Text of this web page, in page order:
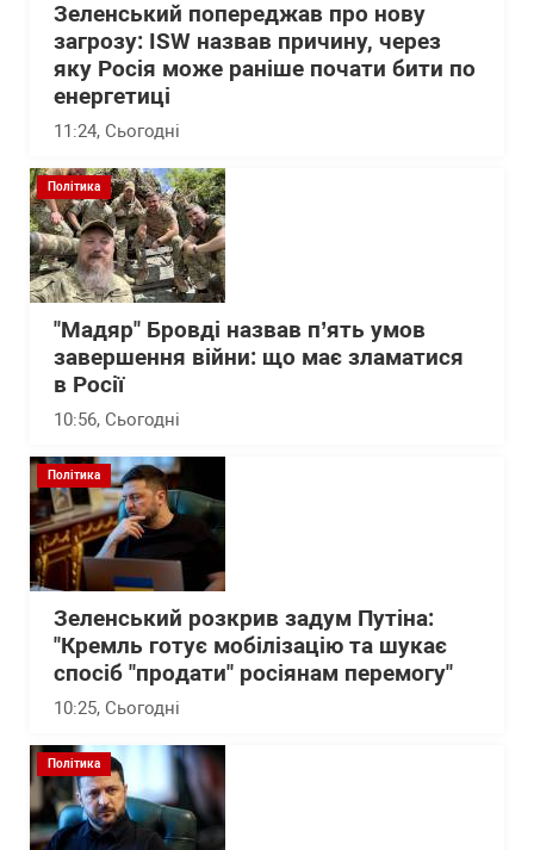
Зеленський попереджав про нову
загрозу: ISW назвав причину, через
яку Росія може раніше почати бити по
енергетиці
11:24, Сьогодні
Політика
"Мадяр" Бровді назвав п’ять умов
завершення війни: що має зламатися
в Росії
10:56, Сьогодні
Політика
Зеленський розкрив задум Путіна:
"Кремль готує мобілізацію та шукає
спосіб "продати" росіянам перемогу"
10:25, Сьогодні
Політика